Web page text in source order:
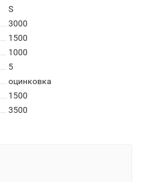
S
3000
1500
1000
5
оцинковка
1500
3500